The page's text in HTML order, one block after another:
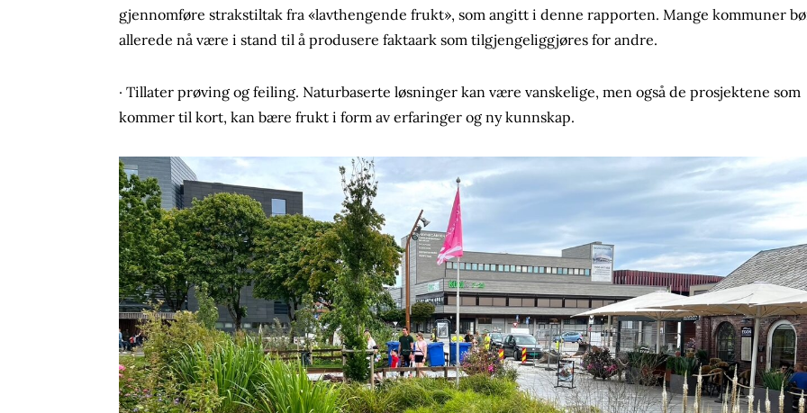
gjennomføre strakstiltak fra «lavthengende frukt», som angitt i denne rapporten. Mange kommuner
allerede nå være i stand til å produsere faktaark som tilgjengeliggjøres for andre.
· Tillater prøving og feiling. Naturbaserte løsninger kan være vanskelige, men også de prosjektene som
kommer til kort, kan bære frukt i form av erfaringer og ny kunnskap.